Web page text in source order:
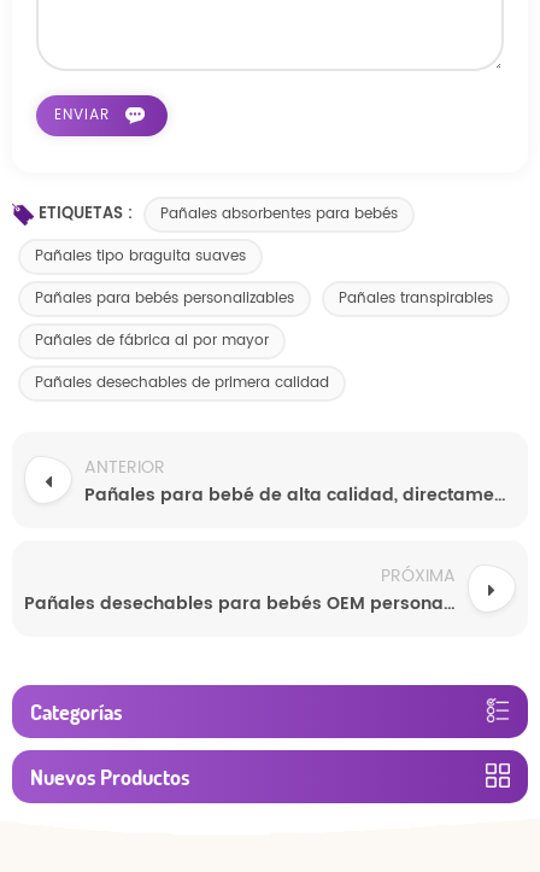
ETIQUETAS :
Pañales absorbentes para bebés
Pañales tipo braguita suaves
Pañales para bebés personalizables
Pañales transpirables
Pañales de fábrica al por mayor
Pañales desechables de primera calidad
ANTERIOR
Pañales para bebé de alta calidad, directamente de fábrica: suaves, delicados con la piel, a prueba de fugas y con absorción nocturna. Disponibles para venta al por mayor y personalización OEM.
PRÓXIMA
Pañales desechables para bebés OEM personalizados al por mayor desde fábrica en China. Alta calidad con opciones de empaque personalizadas.
Categorías
Nuevos Productos